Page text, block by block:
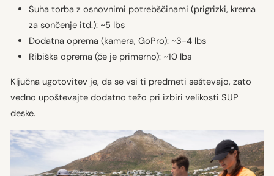
Suha torba z osnovnimi potrebščinami (prigrizki, krema
za sončenje itd.): ~5 lbs
Dodatna oprema (kamera, GoPro): ~3-4 lbs
Ribiška oprema (če je primerno): ~10 lbs
Ključna ugotovitev je, da se vsi ti predmeti seštevajo, zato
vedno upoštevajte dodatno težo pri izbiri velikosti SUP
deske.